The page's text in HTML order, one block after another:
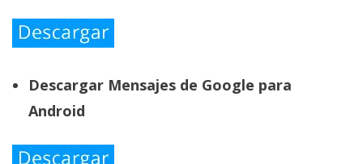
Descargar Mensajes de Google para
Android